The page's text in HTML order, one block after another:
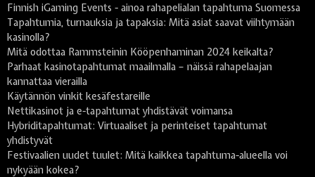
Finnish iGaming Events - ainoa rahapelialan tapahtuma Suomessa
Tapahtumia, turnauksia ja tapaksia: Mitä asiat saavat viihtymään
kasinolla?
Mitä odottaa Rammsteinin Kööpenhaminan 2024 keikalta?
Parhaat kasinotapahtumat maailmalla – näissä rahapelaajan
kannattaa vierailla
Käytännön vinkit kesäfestareille
Nettikasinot ja e-tapahtumat yhdistävät voimansa
Hybriditapahtumat: Virtuaaliset ja perinteiset tapahtumat
yhdistyvät
Festivaalien uudet tuulet: Mitä kaikkea tapahtuma-alueella voi
nykyään kokea?